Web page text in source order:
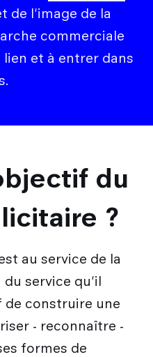
de l'image de la
commerciale
et à entrer dans
du
?
au service de la
service qu'il
construire une
- reconnaître -
formes de